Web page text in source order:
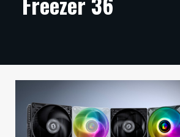
ARTIKKELIT
TECHBBS
HINTA.FI